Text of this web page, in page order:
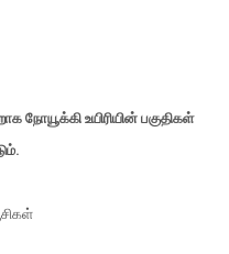
நோயூக்கி உயிரியின் பகுதிகள்